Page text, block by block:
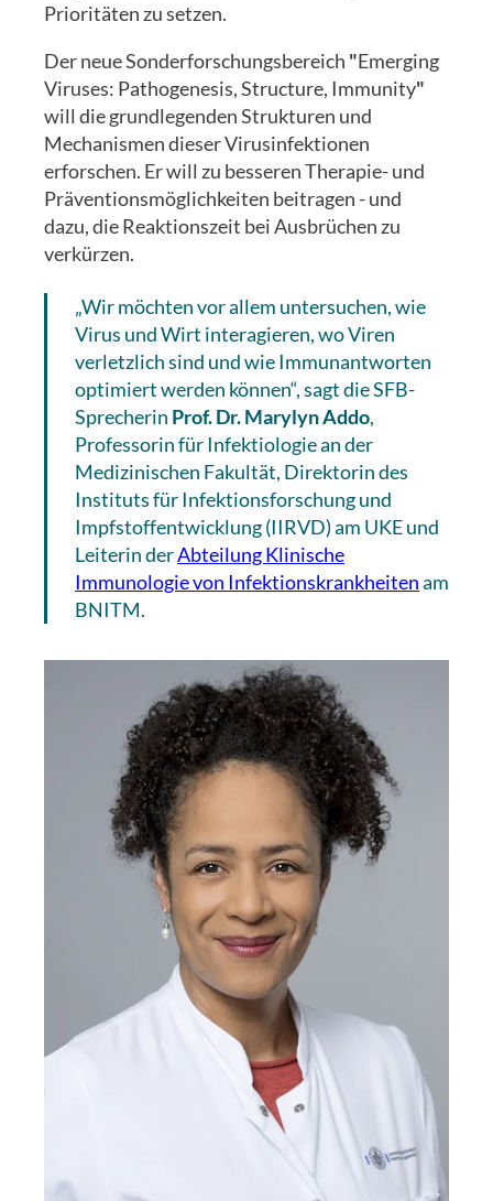
Prioritäten zu setzen.
Der neue Sonderforschungsbereich "Emerging
Viruses: Pathogenesis, Structure, Immunity"
will die grundlegenden Strukturen und
Mechanismen dieser Virusinfektionen
erforschen. Er will zu besseren Therapie- und
Präventionsmöglichkeiten beitragen - und
dazu, die Reaktionszeit bei Ausbrüchen zu
verkürzen.
„Wir möchten vor allem untersuchen, wie
Virus und Wirt interagieren, wo Viren
verletzlich sind und wie Immunantworten
optimiert werden können“, sagt die SFB-
Sprecherin Prof. Dr. Marylyn Addo,
Professorin für Infektiologie an der
Medizinischen Fakultät, Direktorin des
Instituts für Infektionsforschung und
Impfstoffentwicklung (IIRVD) am UKE und
Leiterin derAbteilung Klinische
Immunologie von Infektionskrankheitenam
BNITM.